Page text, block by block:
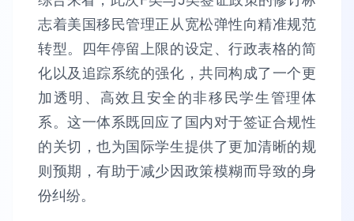
志着美国移民管理正从宽松弹性向精准规范
转型。四年停留上限的设定、行政表格的简
化以及追踪系统的强化，共同构成了一个更
加透明、高效且安全的非移民学生管理体
系。这一体系既回应了国内对于签证合规性
的关切，也为国际学生提供了更加清晰的规
则预期，有助于减少因政策模糊而导致的身
份纠纷。